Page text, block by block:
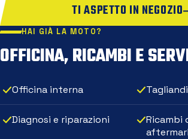
TI ASPETTO IN NEGOZIO
HAI GIÀ LA MOTO?
OFFICINA, RICAMBI E
Officina interna
Diagnosi e riparazioni
Ricambi